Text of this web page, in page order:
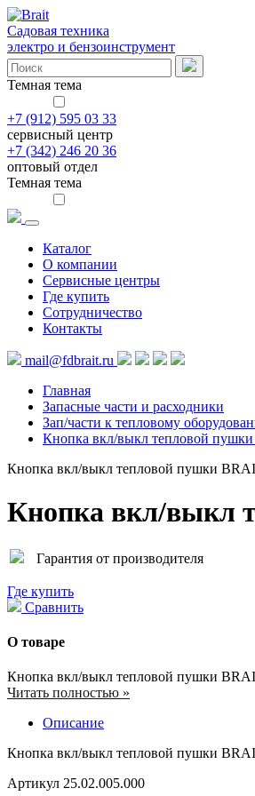
Садовая техника
электро и бензоинструмент
Темная тема
+7 (912) 595 03 33
сервисный центр
+7 (342) 246 20 36
оптовый отдел
Темная тема
Каталог
О компании
Сервисные центры
Где купить
Сотрудничество
Контакты
mail@fdbrait.ru
Главная
Запасные части и расходники
Зап/части к тепловому
Кнопка вкл/выкл тепловой
Кнопка вкл/выкл тепловой пушки
Кнопка вкл/выкл
Гарантия от производителя
Где купить
Сравнить
О товаре
Кнопка вкл/выкл тепловой пушки
Читать полностью »
Описание
Кнопка вкл/выкл тепловой пушки
Артикул 25.02.005.000